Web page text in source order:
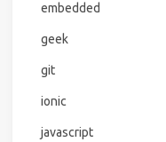
embedded
geek
git
ionic
javascript